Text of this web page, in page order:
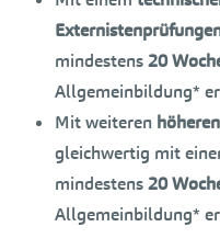
mindestens20
Allgemeinbildung*
Mit weiteren
gleichwertig mit
mindestens20
Allgemeinbildung*